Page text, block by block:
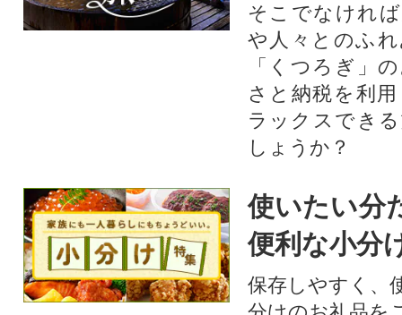
そこでなけれ
や人々とのふ
「くつろぎ」
さと納税を利
ラックスでき
しょうか？
使いたい分
便利な小分
保存しやすく、